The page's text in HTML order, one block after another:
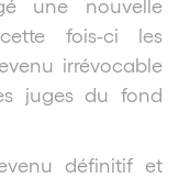
une nouvelle
fois-ci les
irrévocable
juges du fond
définitif et